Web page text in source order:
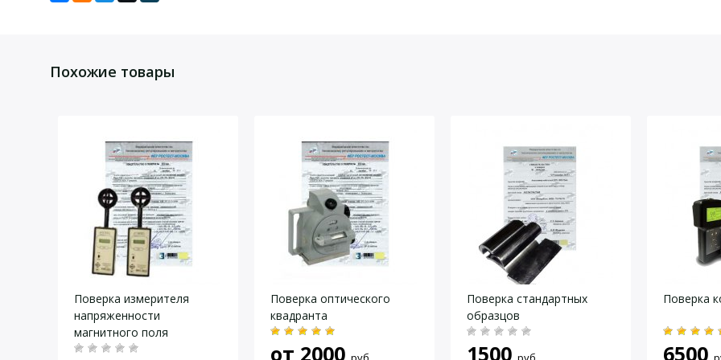
Даю согласие наобработку персональных данных.
Похожие товары
Поверка измерителя
напряженности
магнитного поля
Поверка оптического
квадранта
от 2000
Поверка стандартных
образцов
1500
Поверка
6500